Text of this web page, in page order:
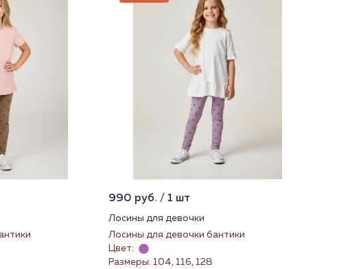
990 руб. / 1 шт
Лосины для девочки
Лосины для девочки бантики
Цвет:
Размеры: 104, 116, 128